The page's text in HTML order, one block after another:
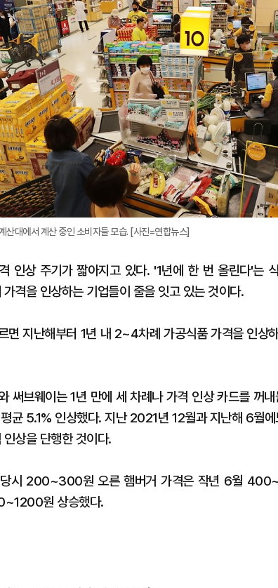
산대에서 계산 중인 소비자들 모습. [사진=연합뉴스]
인상 주기가 짧아지고 있다. '1년에 한 번 올린다'는
격을 인상하는 기업들이 줄을 잇고 있는 것이다.
면 지난해부터 1년 내 2~4차례 가공식품 가격을 인상
써브웨이는 1년 만에 세 차례나 가격 인상 카드를 꺼
균 5.1% 인상했다. 지난 2021년 12월과 지난해 6월
상을 단행한 것이다.
시 200~300원 오른 햄버거 가격은 작년 6월
원 상승했다.